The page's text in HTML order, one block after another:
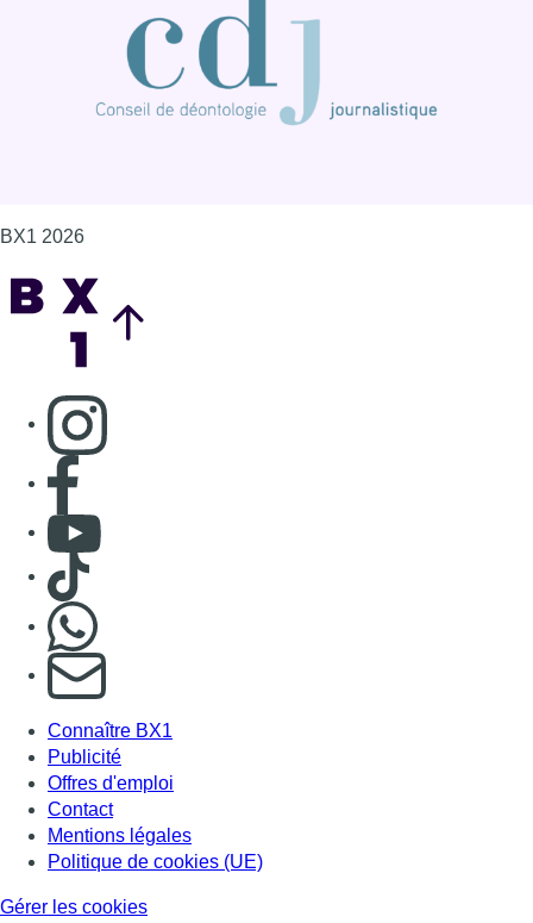
BX1 2026
Consulter page Instagram
Consulter page Facebook
Consulter Youtube
Consulter TikTok
S'abonner à notre newsletter
Connaître BX1
Publicité
Offres d'emploi
Contact
Mentions légales
Politique de cookies (UE)
Gérer les cookies